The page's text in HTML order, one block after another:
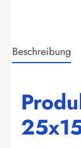
Beschreibung